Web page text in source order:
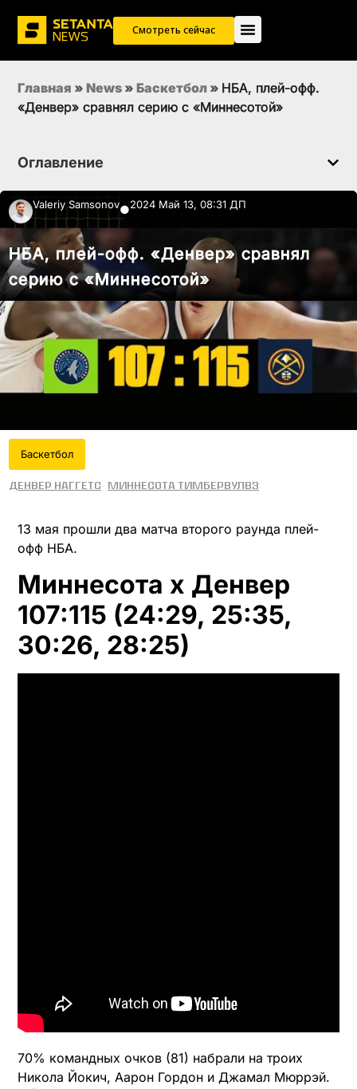
Смотреть сейчас
Главная » News » Баскетбол » НБА, плей-офф.
«Денвер» сравнял серию с «Миннесотой»
Оглавление
Valeriy Samsonov●2024 Май 13, 08:31 ДП
НБА, плей-офф. «Денвер» сравнял
серию с «Миннесотой»
Баскетбол
Денвер Наггетс Миннесота Тимбервулвз
13 мая прошли два матча второго раунда плей-
офф НБА.
Миннесота x Денвер
107:115 (24:29, 25:35,
30:26, 28:25)
70% командных очков (81) набрали на троих
Никола Йокич, Аарон Гордон и Джамал Мюррэй.